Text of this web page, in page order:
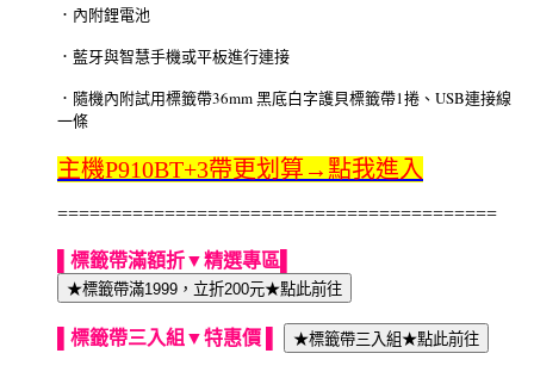
．內附鋰電池
．藍牙與智慧手機或平板進行連接
．隨機內附試用標籤帶36mm 黑底白字護貝標籤帶1捲、USB連接線
一條
主機P910BT+3帶更划算→點我進入
=========================================
▌標籤帶滿額折▼精選專區▌
★標籤帶滿1999，立折200元★點此前往
▌標籤帶三入組▼特惠價 ▌ ★標籤帶三入組★點此前往